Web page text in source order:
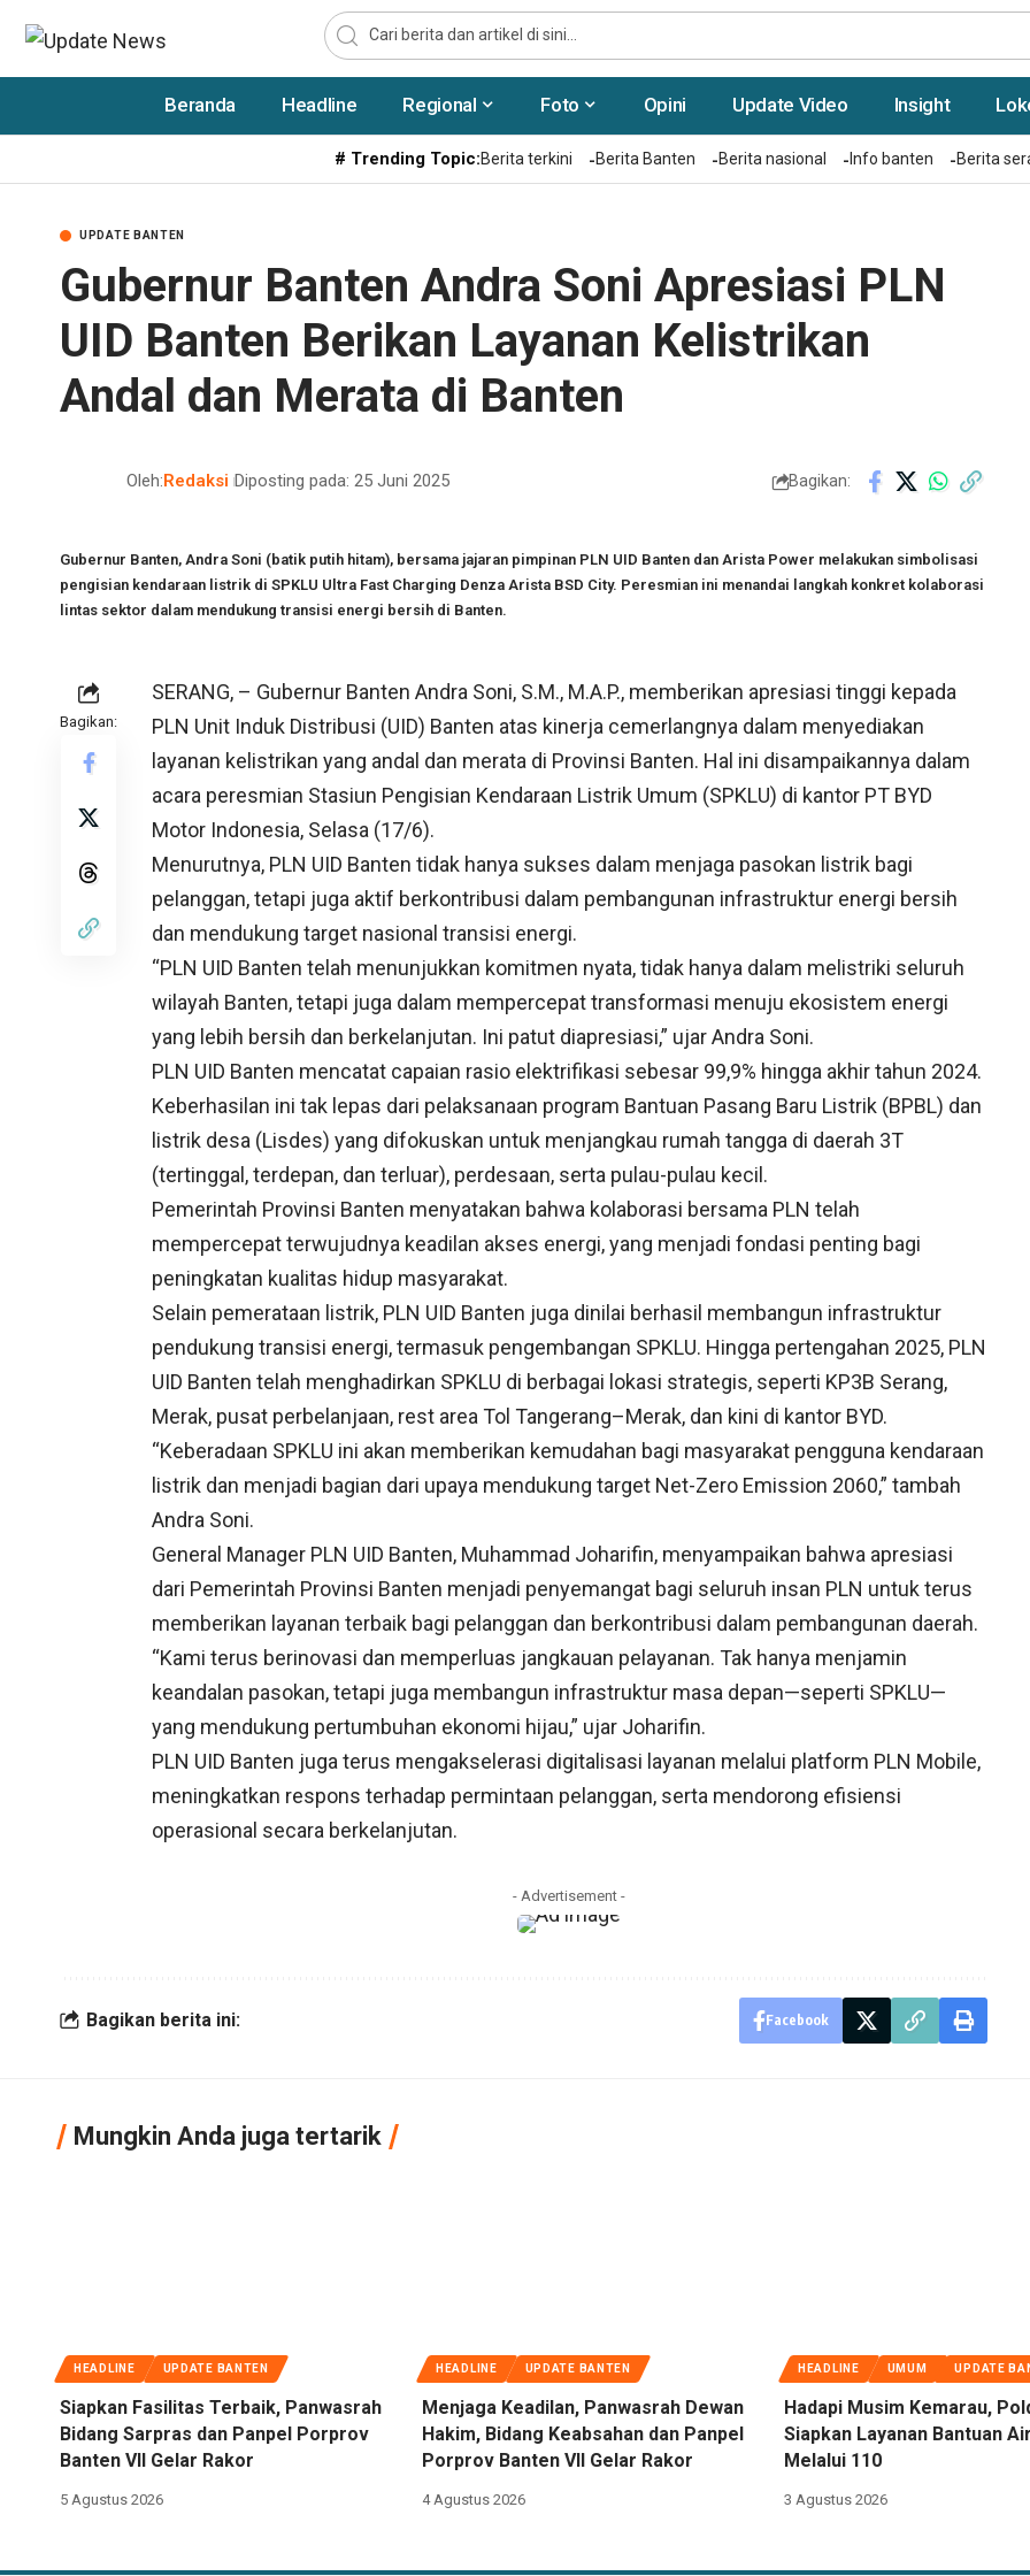
Beranda Headline Regional Foto Opini Update Video Insight
# Trending Topic:Berita terkini Berita Banten Berita nasional Info banten Berita
UPDATE BANTEN
Gubernur Banten Andra Soni Apresiasi PLN
UID Banten Berikan Layanan Kelistrikan
Andal dan Merata di Banten
Oleh:Redaksi Diposting pada: 25 Juni 2025 Bagikan:
Gubernur Banten, Andra Soni (batik putih hitam), bersama jajaran pimpinan PLN UID Banten dan Arista Power melakukan simbolisasi
pengisian kendaraan listrik di SPKLU Ultra Fast Charging Denza Arista BSD City. Peresmian ini menandai langkah konkret kolaborasi
lintas sektor dalam mendukung transisi energi bersih di Banten.
Bagikan:
SERANG, – Gubernur Banten Andra Soni, S.M., M.A.P., memberikan apresiasi tinggi kepada
PLN Unit Induk Distribusi (UID) Banten atas kinerja cemerlangnya dalam menyediakan
layanan kelistrikan yang andal dan merata di Provinsi Banten. Hal ini disampaikannya dalam
acara peresmian Stasiun Pengisian Kendaraan Listrik Umum (SPKLU) di kantor PT BYD
Motor Indonesia, Selasa (17/6).
Menurutnya, PLN UID Banten tidak hanya sukses dalam menjaga pasokan listrik bagi
pelanggan, tetapi juga aktif berkontribusi dalam pembangunan infrastruktur energi bersih
dan mendukung target nasional transisi energi.
“PLN UID Banten telah menunjukkan komitmen nyata, tidak hanya dalam melistriki seluruh
wilayah Banten, tetapi juga dalam mempercepat transformasi menuju ekosistem energi
yang lebih bersih dan berkelanjutan. Ini patut diapresiasi,” ujar Andra Soni.
PLN UID Banten mencatat capaian rasio elektrifikasi sebesar 99,9% hingga akhir tahun 2024.
Keberhasilan ini tak lepas dari pelaksanaan program Bantuan Pasang Baru Listrik (BPBL) dan
listrik desa (Lisdes) yang difokuskan untuk menjangkau rumah tangga di daerah 3T
(tertinggal, terdepan, dan terluar), perdesaan, serta pulau-pulau kecil.
Pemerintah Provinsi Banten menyatakan bahwa kolaborasi bersama PLN telah
mempercepat terwujudnya keadilan akses energi, yang menjadi fondasi penting bagi
peningkatan kualitas hidup masyarakat.
Selain pemerataan listrik, PLN UID Banten juga dinilai berhasil membangun infrastruktur
pendukung transisi energi, termasuk pengembangan SPKLU. Hingga pertengahan 2025, PLN
UID Banten telah menghadirkan SPKLU di berbagai lokasi strategis, seperti KP3B Serang,
Merak, pusat perbelanjaan, rest area Tol Tangerang–Merak, dan kini di kantor BYD.
“Keberadaan SPKLU ini akan memberikan kemudahan bagi masyarakat pengguna kendaraan
listrik dan menjadi bagian dari upaya mendukung target Net-Zero Emission 2060,” tambah
Andra Soni.
General Manager PLN UID Banten, Muhammad Joharifin, menyampaikan bahwa apresiasi
dari Pemerintah Provinsi Banten menjadi penyemangat bagi seluruh insan PLN untuk terus
memberikan layanan terbaik bagi pelanggan dan berkontribusi dalam pembangunan daerah.
“Kami terus berinovasi dan memperluas jangkauan pelayanan. Tak hanya menjamin
keandalan pasokan, tetapi juga membangun infrastruktur masa depan—seperti SPKLU—
yang mendukung pertumbuhan ekonomi hijau,” ujar Joharifin.
PLN UID Banten juga terus mengakselerasi digitalisasi layanan melalui platform PLN Mobile,
meningkatkan respons terhadap permintaan pelanggan, serta mendorong efisiensi
operasional secara berkelanjutan.
- Advertisement -
Bagikan berita ini: Facebook
Mungkin Anda juga tertarik
HEADLINE UPDATE BANTEN
Siapkan Fasilitas Terbaik, Panwasrah
Bidang Sarpras dan Panpel Porprov
Banten VII Gelar Rakor
5 Agustus 2026
HEADLINE UPDATE BANTEN
Menjaga Keadilan, Panwasrah Dewan
Hakim, Bidang Keabsahan dan Panpel
Porprov Banten VII Gelar Rakor
4 Agustus 2026
HEADLINE UMUM UPDATE
Hadapi Musim Kemarau,
Siapkan Layanan Bantuan
Melalui 110
3 Agustus 2026